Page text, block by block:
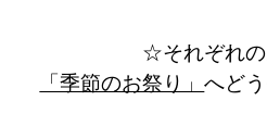
☆それぞれのお祭
「季節のお祭り」へど